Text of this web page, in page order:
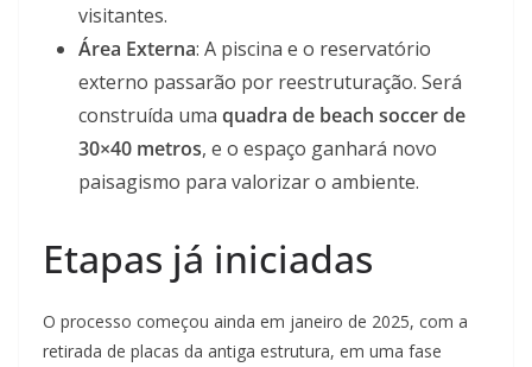
visitantes.
Área Externa: A piscina e o reservatório
externo passarão por reestruturação. Será
construída uma quadra de beach soccer de
30×40 metros, e o espaço ganhará novo
paisagismo para valorizar o ambiente.
Etapas já iniciadas
O processo começou ainda em janeiro de 2025, com a
retirada de placas da antiga estrutura, em uma fase